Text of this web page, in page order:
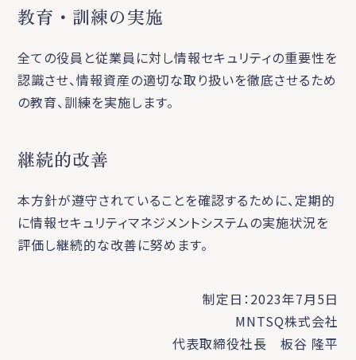
教育・訓練の実施
全ての役員と従業員に対し情報セキュリティの重要性を
認識させ、情報資産の適切な取り扱いを徹底させるため
の教育、訓練を実施します。
継続的改善
本方針が遵守されていることを確認するために、定期的
に情報セキュリティマネジメントシステムの実施状況を
評価し継続的な改善に努めます。
制定日：2023年7月5日
MNTSQ株式会社
代表取締役社長 板谷 隆平